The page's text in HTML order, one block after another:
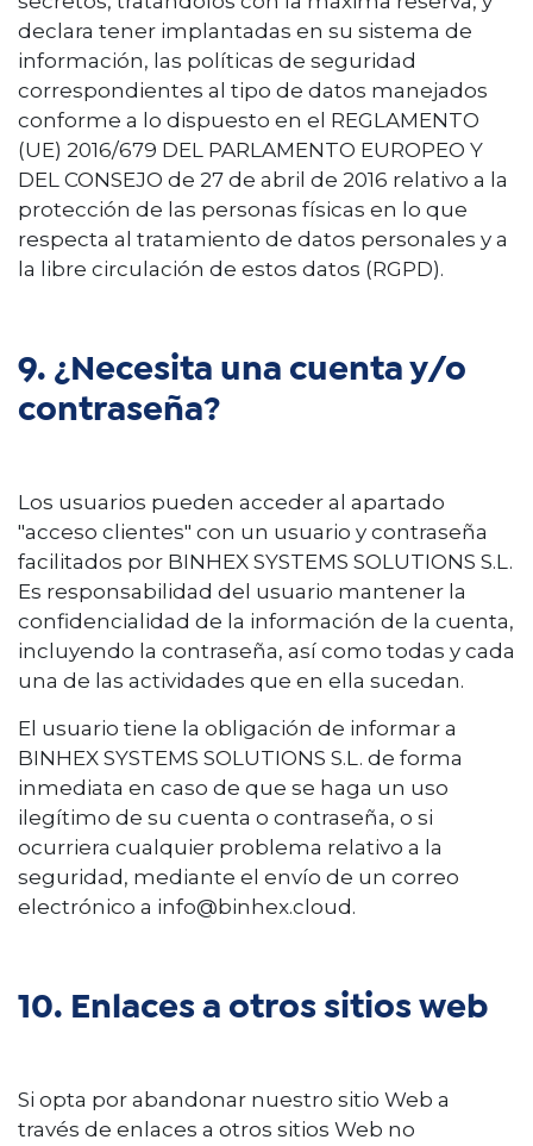
declara tener implantadas en su sistema de
información, las políticas de seguridad
correspondientes al tipo de datos manejados
conforme a lo dispuesto en el REGLAMENTO
(UE) 2016/679 DEL PARLAMENTO EUROPEO Y
DEL CONSEJO de 27 de abril de 2016 relativo a la
protección de las personas físicas en lo que
respecta al tratamiento de datos personales y a
la libre circulación de estos datos (RGPD).
9. ¿Necesita una cuenta y/o
contraseña?
Los usuarios pueden acceder al apartado
"acceso clientes" con un usuario y contraseña
facilitados por BINHEX SYSTEMS SOLUTIONS S.L.
Es responsabilidad del usuario mantener la
confidencialidad de la información de la cuenta,
incluyendo la contraseña, así como todas y cada
una de las actividades que en ella sucedan.
El usuario tiene la obligación de informar a
BINHEX SYSTEMS SOLUTIONS S.L. de forma
inmediata en caso de que se haga un uso
ilegítimo de su cuenta o contraseña, o si
ocurriera cualquier problema relativo a la
seguridad, mediante el envío de un correo
electrónico a info@binhex.cloud.
10. Enlaces a otros sitios web
Si opta por abandonar nuestro sitio Web a
través de enlaces a otros sitios Web no